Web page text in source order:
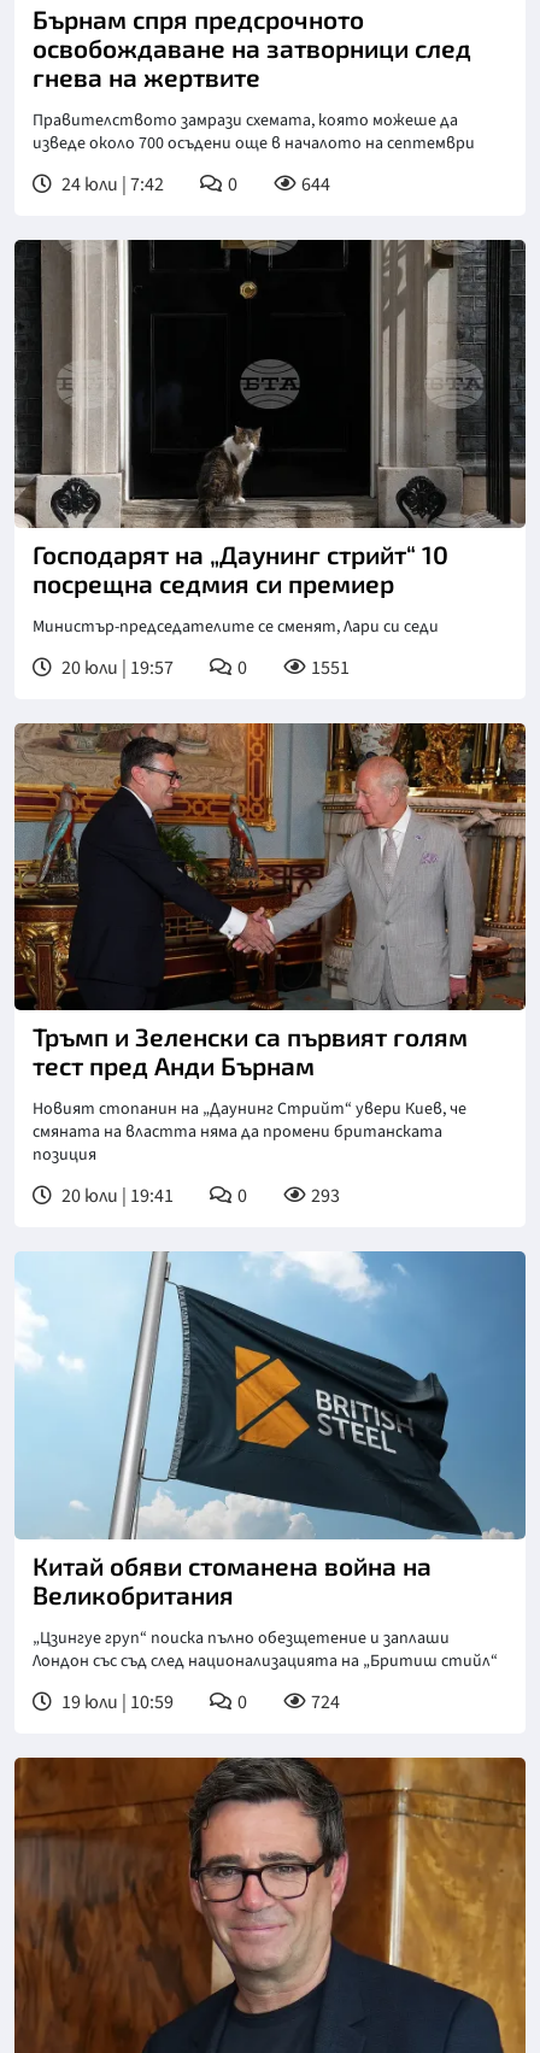
Бърнам спря предсрочното
освобождаване на затворници след
гнева на жертвите
Правителството замрази схемата, която можеше да
изведе около 700 осъдени още в началото на септември
24 юли | 7:42 0 644
Господарят на „Даунинг стрийт“ 10
посрещна седмия си премиер
Министър-председателите се сменят, Лари си седи
20 юли | 19:57 0 1551
Тръмп и Зеленски са първият голям
тест пред Анди Бърнам
Новият стопанин на „Даунинг Стрийт“ увери Киев, че
смяната на властта няма да промени британската
позиция
20 юли | 19:41 0 293
Китай обяви стоманена война на
Великобритания
„Цзингуе груп“ поиска пълно обезщетение и заплаши
Лондон със съд след национализацията на „Бритиш стийл“
19 юли | 10:59 0 724